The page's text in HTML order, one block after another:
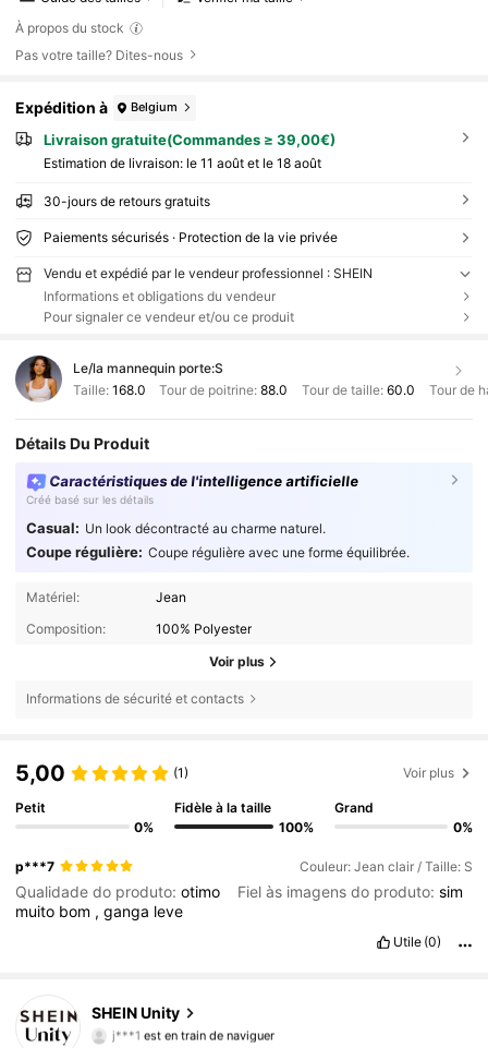
À propos du stock
Pas votre taille? Dites-nous
Expédition à Belgium
Livraison gratuite(Commandes ≥ 39,00€)
Estimation de livraison: le 11 août et le 18 août
30-jours de retours gratuits
Paiements sécurisés · Protection de la vie privée
Vendu et expédié par le vendeur professionnel : SHEIN
Informations et obligations du vendeur
Pour signaler ce vendeur et/ou ce produit
Le/la mannequin porte:S
Taille: 168.0 Tour de poitrine:88.0 Tour de taille: 60.0 Tour de
Détails Du Produit
Caractéristiques de l'intelligence artificielle
Créé basé sur les détails
Casual: Un look décontracté au charme naturel.
Coupe régulière: Coupe régulière avec une forme équilibrée.
Matériel:
Jean
Composition:
100% Polyester
Voir plus
Informations de sécurité et contacts
5,00 (1) Voir plus
Petit
0%
Fidèle à la taille
100%
Grand
0%
p***7 Couleur: Jean clair / Taille: S
Qualidade do produto:otimo Fiel às imagens do produto:sim
muito bom ,ganga leve
Utile (0)
SHEIN Unity
4,81
545K Suiveurs
est en train de naviguer
4,81
545K Suiveurs